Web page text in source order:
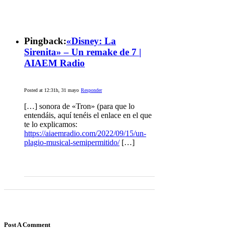
Pingback:«Disney: La
Sirenita» – Un remake de 7 |
AIAEM Radio
Posted at 12:31h, 31 mayo Responder
[…] sonora de «Tron» (para que lo
entendáis, aquí tenéis el enlace en el que
te lo explicamos:
https://aiaemradio.com/2022/09/15/un-
plagio-musical-semipermitido/[…]
Post A Comment